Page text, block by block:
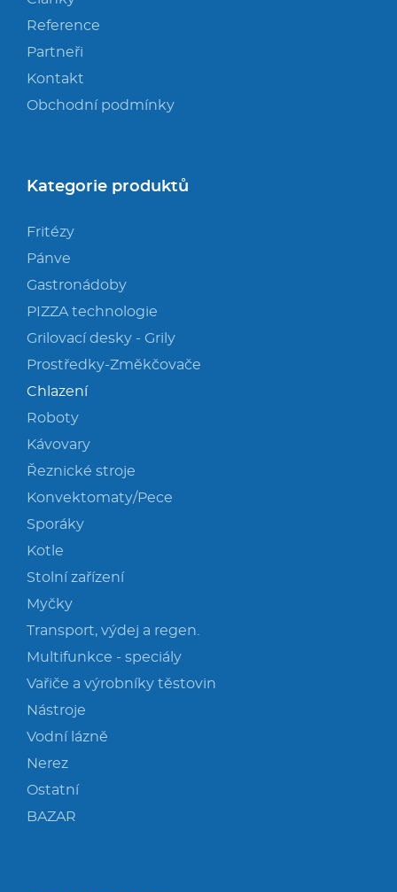
Reference
Partneři
Kontakt
Obchodní podmínky
Kategorie produktů
Fritézy
Pánve
Gastronádoby
PIZZA technologie
Grilovací desky - Grily
Prostředky-Změkčovače
Chlazení
Roboty
Kávovary
Řeznické stroje
Konvektomaty/Pece
Sporáky
Kotle
Stolní zařízení
Myčky
Transport, výdej a regen.
Multifunkce - speciály
Vařiče a výrobníky těstovin
Nástroje
Vodní lázně
Nerez
Ostatní
BAZAR